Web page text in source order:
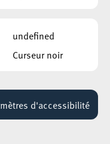
undefined
Curseur noir
d'accessibilité